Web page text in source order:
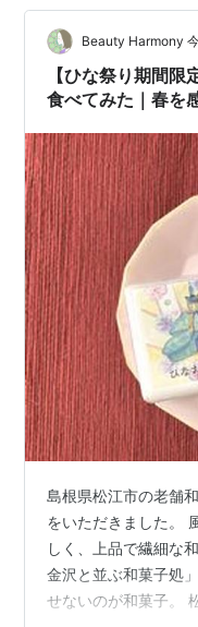
句に食べる行事食と
とは？ （重陽の節句
伝統的な行事のひと
は陰暦9月9日を行わ
Beauty Harmony
【ひな祭り期間
食べてみた｜春を
島根県松江市の老舗
をいただきました。
しく、上品で繊細な
金沢と並ぶ和菓子処
せないのが和菓子。